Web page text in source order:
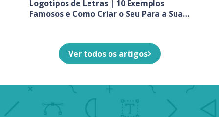
Logotipos de Letras | 10 Exemplos
Famosos e Como Criar o Seu Para a Sua
Ver todos os artigos